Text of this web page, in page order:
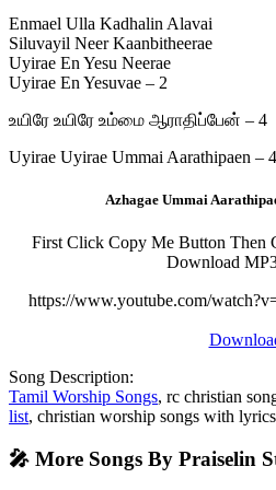
Enmael Ulla Kadhalin Alavai
Siluvayil Neer Kaanbitheerae
Uyirae En Yesu Neerae
Uyirae En Yesuvae – 2
உயிரே உயிரே உம்மை ஆராதிப்பேன் – 4
Uyirae Uyirae Ummai Aarathipaen – 4
Azhagae Ummai
First Click Copy Me Button Then
Download
https://www.youtube.com/
Song Description:
Tamil Worship Songs, rc christian
list, christian worship songs with
🎤 More Songs By Praiselin